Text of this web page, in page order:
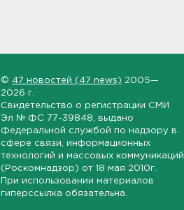
© 47 новостей (47 news) 2005—
2026 г.
Свидетельство о регистрации СМИ
Эл № ФС 77-39848 , выдано
Федеральной службой по надзору в
сфере связи, информационных
технологий и массовых коммуникаций
(Роскомнадзор) от 18 мая 2010г.
При использовании материалов
гиперссылка обязательна.